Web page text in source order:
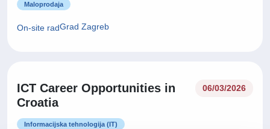
Maloprodaja
On-site radGrad Zagreb
ICT Career Opportunities in
Croatia
06/03/2026
Informacijska tehnologija (IT)